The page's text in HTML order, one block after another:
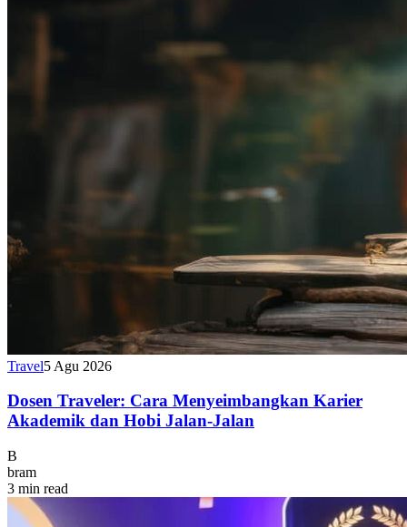
Travel5 Agu 2026
Dosen Traveler: Cara Menyeimbangkan Karier
Akademik dan Hobi Jalan-Jalan
B
bram
3 min read